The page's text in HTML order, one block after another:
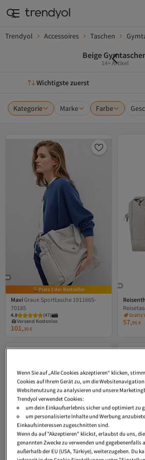
Trendyol Accessoires Taschen
Beige
14+ Artikel
Wichtigste zuerst
Kategorie Marke Farbe
Platz 3 der Bestseller
MaviGraue Sporttasche 1911665-
70185
4.8 (47)
Tiefstpreis (7 Tage)
Versand Kostenlos
Gratis Versand
Tiefstpreis (7 Tage)
101,30€
Gratis
57,95€
Wenn Sie auf „Alle Cookies akzeptieren“ klicken,
Cookies auf Ihrem Gerät zu, um die
Websitenutzung zu analysieren und unsere
Trendyol verwendet Cookies:
um dein Einkaufserlebnis sicher und optimiert zu
um personalisierte Inhalte und Werbung
Einkaufsinteressen zugeschnitten sind.
Wenn du auf "Akzeptieren" klickst, erlaubst du uns,
genannten Zwecke zu verwenden und
außerhalb der EU (USA, Türkiye), weiterzugeben. Du